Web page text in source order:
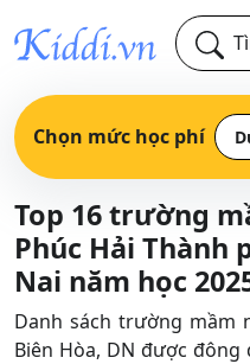
Chọn mức học phí
Top 16 trường
Phúc Hải Thành
Nai năm học
Danh sách trường mầm
Biên Hòa, DN được